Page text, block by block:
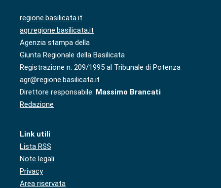
regione.basilicata.it
agr.regione.basilicata.it
Agenzia stampa della
Giunta Regionale della Basilicata
Registrazione n. 209/1995 al Tribunale di Potenza
agr@regione.basilicata.it
Direttore responsabile: Massimo Brancati
Redazione
Link utili
Lista RSS
Note legali
Privacy
Area riservata